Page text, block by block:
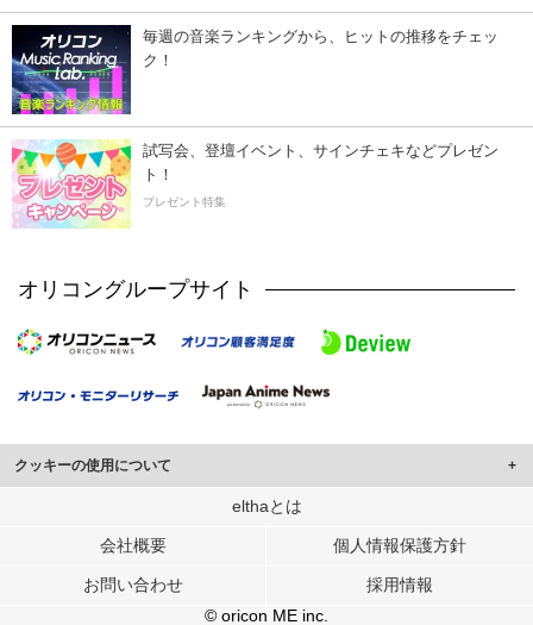
毎週の音楽ランキングから、ヒットの推移をチェッ
ク！
試写会、登壇イベント、サインチェキなどプレゼン
ト！
プレゼント特集
オリコングループサイト
クッキーの使用について
このサイトでは Cookie を使用して、ユーザーに合わせたコンテンツや広告の
行っています。
メディアや広告配信、データ解析の各パートナーに提供しています。
elthaとは
会社概要 個人情報保護方針
お問い合わせ
採用情報
© oricon ME inc.